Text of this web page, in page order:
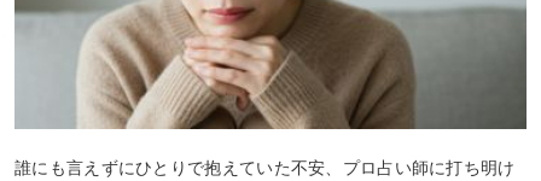
誰にも言えずにひとりで抱えていた不安、プロ占い師に打ち明け